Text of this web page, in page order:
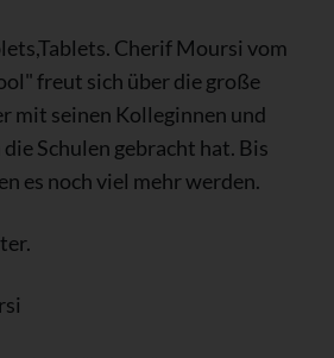
Cherif Moursi vom
freut sich über die große
mit seinen Kolleginnen und
Schulen gebracht hat. Bis
es noch viel mehr werden.